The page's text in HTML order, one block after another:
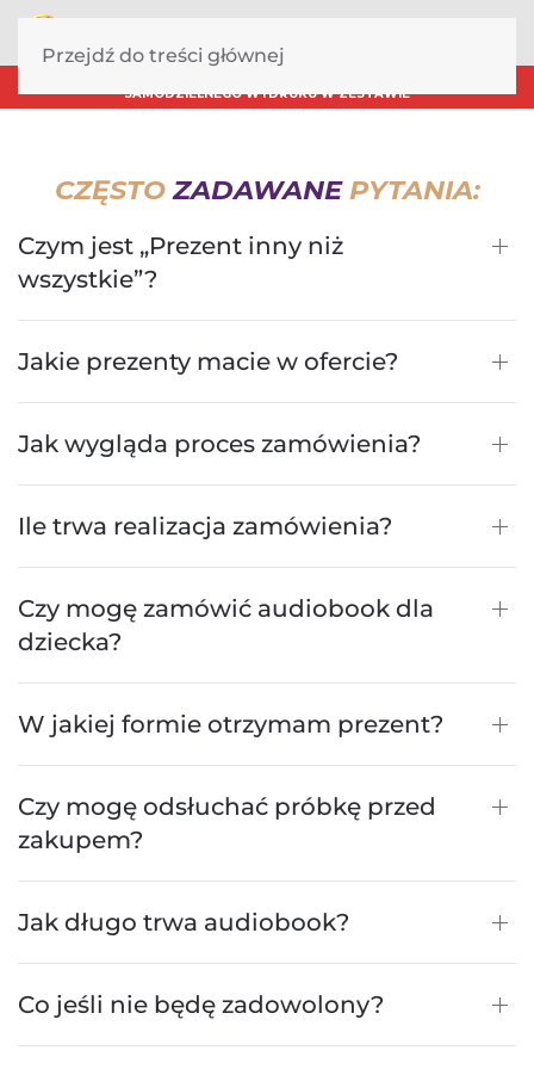
Przejdź do treści głównej
SAMODZIELNEGO WYDRUKU W ZESTAWIE
CZĘSTOZADAWANEPYTANIA:
Czym jest „Prezent inny niż
wszystkie”?
Jakie prezenty macie w ofercie?
Jak wygląda proces zamówienia?
Ile trwa realizacja zamówienia?
Czy mogę zamówić audiobook dla
dziecka?
W jakiej formie otrzymam prezent?
Czy mogę odsłuchać próbkę przed
zakupem?
Jak długo trwa audiobook?
Co jeśli nie będę zadowolony?